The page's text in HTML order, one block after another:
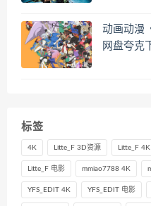
动画动漫
网盘夸克
标签
4K Litte_F 3D资源 Litte_F 4K
Litte_F 电影 mmiao7788 4K
YFS_EDIT 4K YFS_EDIT 电影